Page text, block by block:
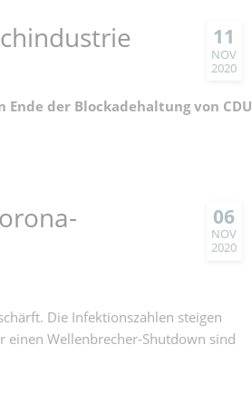
11
NOV
2020
der Blockadehaltung von CDU
06
NOV
2020
Die Infektionszahlen steigen
Wellenbrecher-Shutdown sind